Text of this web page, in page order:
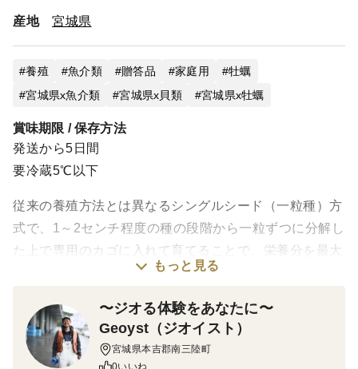
産地 宮城県
養殖 魚介類 贈答品 家庭用
牡蠣
宮城県x魚介類
宮城県x貝類 宮城県x牡蠣
賞味期限 / 保存方法
発送から5日間
要冷蔵5℃以下
従来の養殖方法とは異なるシングルシード（一粒種）方
式で、1～2センチ程度の種の段階から一粒ずつに分解し
た上で専用のカゴに入れて育てることで、栄養分を最大
限に吸収することができ、かつ波に揺られて丸くカップ
ため、貝柱特有の甘味が口の中で広がります。さらに、
OMAKIはエグ味や雑味の原因となる産卵を1度しか経験
していないため、牡蠣本来の甘味が強く感じられます。
もっと見る
〜ジオる体験をあなたに〜
Geoyst（ジオイスト）
宮城県本吉郡南三陸町
0いいね